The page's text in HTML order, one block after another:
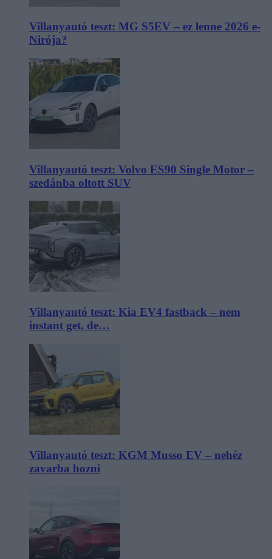
Villanyautó teszt: MG S5EV – ez lenne 2026 e-
Nirója?
Villanyautó teszt: Volvo ES90 Single Motor –
szedánba oltott SUV
Villanyautó teszt: Kia EV4 fastback – nem
instant get, de…
Villanyautó teszt: KGM Musso EV – nehéz
zavarba hozni